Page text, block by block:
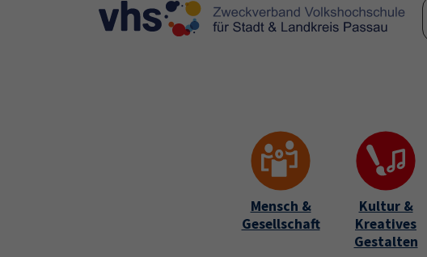
Skip to main content
Skip to page footer
Mensch &
Gesellschaft
Kultur &
Kreatives
Gestalten